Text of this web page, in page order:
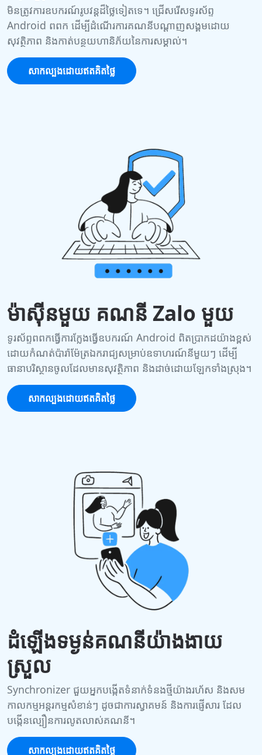
មិនត្រូវការឧបករណ៍រូបវន្តដ៏ថ្លៃទៀតទេ។ ជ្រើសរើសទូរស័ព្ទ
Android ពពក ដើម្បីដំណើរការគណនីបណ្ដាញសង្គមដោយ
សុវត្ថិភាព និងកាត់បន្ថយហានិភ័យនៃការសម្គាល់។
សាកល្បងដោយឥតគិតថ្លៃ
ម៉ាស៊ីនមួយ គណនី Zalo មួយ
ទូរស័ព្ទពពកធ្វើការក្លែងធ្វើឧបករណ៍ Android ពិតប្រាកដយ៉ាងខ្ពស់
ដោយកំណត់ប៉ារ៉ាម៉ែត្រឯករាជ្យសម្រាប់ឧទាហរណ៍នីមួយៗ ដើម្បី
ធានាបរិស្ថានចូលដែលមានសុវត្ថិភាព និងដាច់ដោយឡែកទាំងស្រុង។
សាកល្បងដោយឥតគិតថ្លៃ
ដំឡើងទម្ងន់គណនីយ៉ាងងាយ
ស្រួល
Synchronizer ជួយអ្នកបង្កើតទំនាក់ទំនងថ្មីយ៉ាងរហ័ស និងសម
កាលកម្មអន្តរកម្មសំខាន់ៗ ដូចជាការស្វាគមន៍ និងការផ្ញើសារ ដែល
បង្កើនល្បឿនការលូតលាស់គណនី។
សាកល្បងដោយឥតគិតថ្លៃ